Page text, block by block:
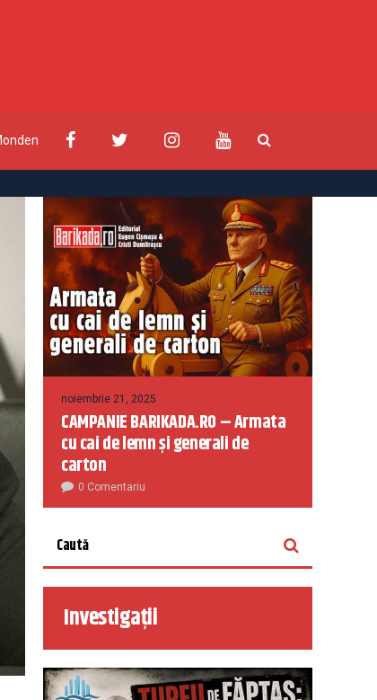
noiembrie 21, 2025
CAMPANIE BARIKADA.RO – Armata
cu cai de lemn și generali de
carton
0 Comentariu
Investigații